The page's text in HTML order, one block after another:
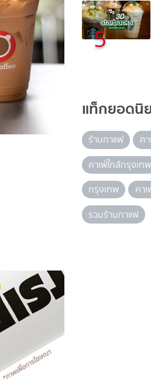
5
แท็กยอดนิ
ร้านกาแฟ ค
คาเฟ่ใกล้กรุงเทพ
กรุงเทพ
คา
รวมร้านกาแฟ